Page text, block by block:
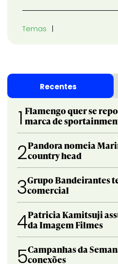
Temas
Recentes
1 Flamengo quer se
marca de
2Pandora nomeia
country head
3Grupo Bandeirantes
comercial
4Patricia Kamitsuji
da Imagem Filmes
5Campanhas da
conexões